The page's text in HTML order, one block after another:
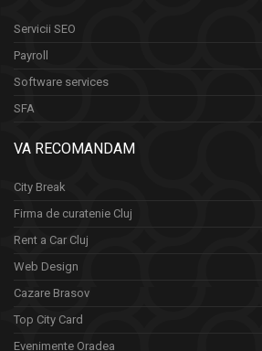
Servicii SEO
Payroll
Software services
SFA
VA RECOMANDAM
City Break
Firma de curatenie Cluj
Rent a Car Cluj
Web Design
Cazare Brasov
Top City Card
Evenimente Oradea